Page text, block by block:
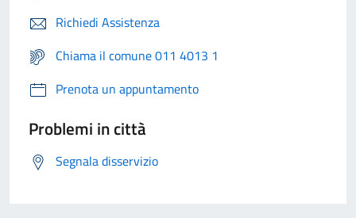
Richiedi Assistenza
Chiama il comune 011 4013 1
Prenota un appuntamento
Problemi in città
Segnala disservizio